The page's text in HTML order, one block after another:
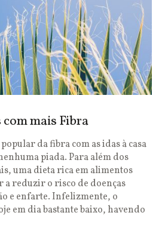
mais Fibra
da fibra com as idas à casa
piada. Para além dos
uma dieta rica em alimentos
a reduzir o risco de doenças
e enfarte. Infelizmente, o
em dia bastante baixo, havendo